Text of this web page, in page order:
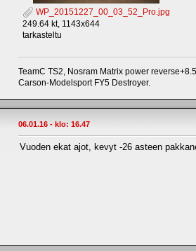
WP_20151227_00_03_52_Pro.jpg
249.64 kt, 1143x644
tarkasteltu
TeamC TS2, Nosram Matrix power
Carson-Modelsport FY5 Destroyer.
06.01.16 - klo: 16.47
Vuoden ekat ajot, kevyt -26 asteen